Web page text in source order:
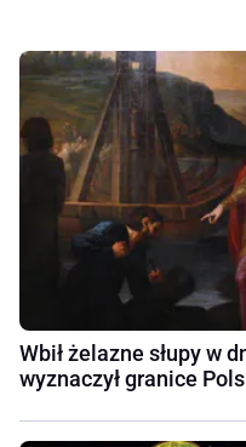
Wbił żelazne słupy w
wyznaczył granice